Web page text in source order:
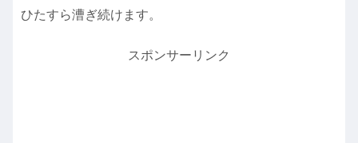
ひたすら漕ぎ続けます。
スポンサーリンク